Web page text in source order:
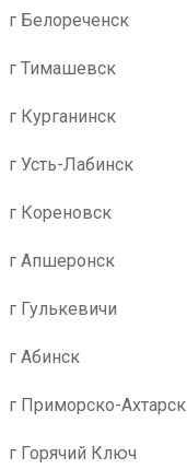
г Белореченск
г Тимашевск
г Курганинск
г Усть-Лабинск
г Кореновск
г Апшеронск
г Гулькевичи
г Абинск
г Приморско-Ахтарск
г Горячий Ключ